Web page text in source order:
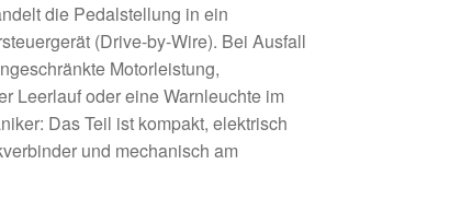
die Pedalstellung in ein
(Drive-by-Wire). Bei Ausfall
Motorleistung,
Leerlauf oder eine Warnleuchte im
Das Teil ist kompakt, elektrisch
und mechanisch am